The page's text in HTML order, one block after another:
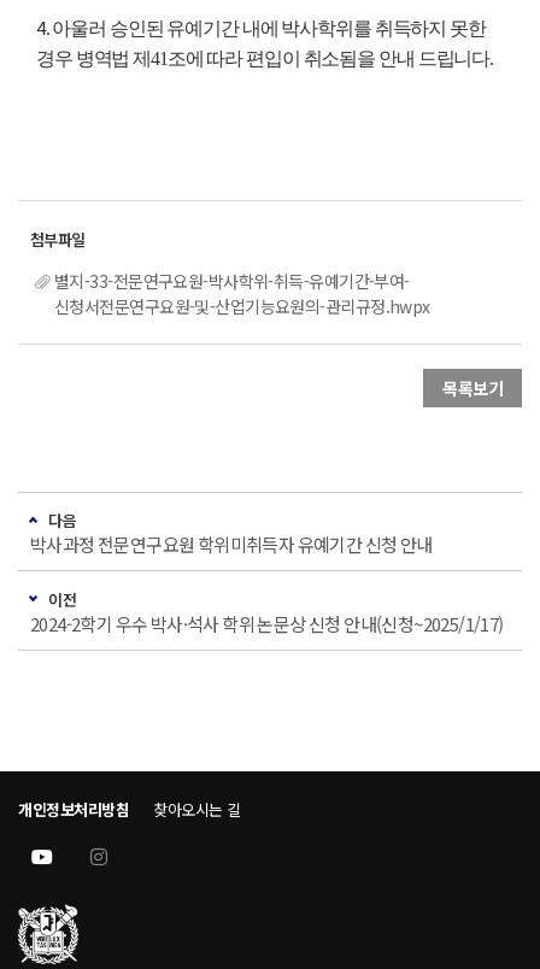
4. 아울러 승인된 유예기간 내에 박사학위를 취득하지 못한
경우 병역법 제41조에 따라 편입이 취소됨을 안내 드립니다.
별지-33-전문연구요원-박사학위-취득-유예기간-부여-
신청서전문연구요원-및-산업기능요원의-관리규정.hwpx
목록보기
다음
박사과정 전문연구요원 학위미취득자 유예기간 신청 안내
이전
2024-2학기 우수 박사·석사 학위 논문상 신청 안내(신청~2025/1/17)
개인정보처리방침 찾아오시는 길